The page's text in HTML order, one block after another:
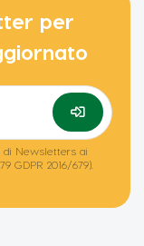
per
di Newsletters ai
GDPR 2016/679).